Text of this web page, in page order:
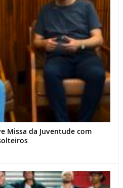
Missa da Juventude com